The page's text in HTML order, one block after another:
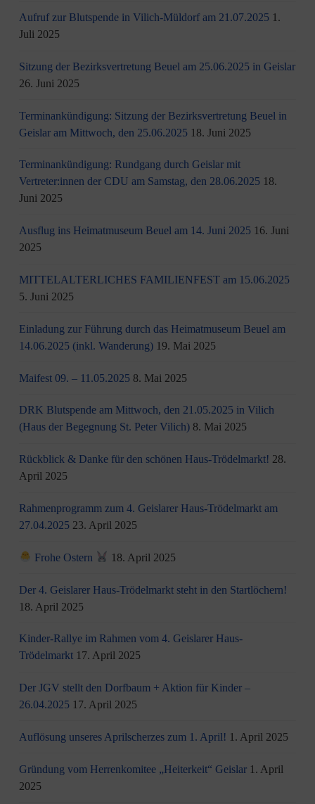
Aufruf zur Blutspende in Vilich-Müldorf am 21.07.2025 1.
Juli 2025
Sitzung der Bezirksvertretung Beuel am 25.06.2025 in Geislar
26. Juni 2025
Terminankündigung: Sitzung der Bezirksvertretung Beuel in
Geislar am Mittwoch, den 25.06.2025 18. Juni 2025
Terminankündigung: Rundgang durch Geislar mit
Vertreter:innen der CDU am Samstag, den 28.06.2025 18.
Juni 2025
Ausflug ins Heimatmuseum Beuel am 14. Juni 2025 16. Juni
2025
MITTELALTERLICHES FAMILIENFEST am 15.06.2025
5. Juni 2025
Einladung zur Führung durch das Heimatmuseum Beuel am
14.06.2025 (inkl. Wanderung) 19. Mai 2025
Maifest 09. – 11.05.2025 8. Mai 2025
DRK Blutspende am Mittwoch, den 21.05.2025 in Vilich
(Haus der Begegnung St. Peter Vilich) 8. Mai 2025
Rückblick & Danke für den schönen Haus-Trödelmarkt! 28.
April 2025
Rahmenprogramm zum 4. Geislarer Haus-Trödelmarkt am
27.04.2025 23. April 2025
Frohe Ostern 18. April 2025
Der 4. Geislarer Haus-Trödelmarkt steht in den Startlöchern!
18. April 2025
Kinder-Rallye im Rahmen vom 4. Geislarer Haus-
Trödelmarkt 17. April 2025
Der JGV stellt den Dorfbaum + Aktion für Kinder –
26.04.2025 17. April 2025
Auflösung unseres Aprilscherzes zum 1. April! 1. April 2025
Gründung vom Herrenkomitee „Heiterkeit“ Geislar 1. April
2025